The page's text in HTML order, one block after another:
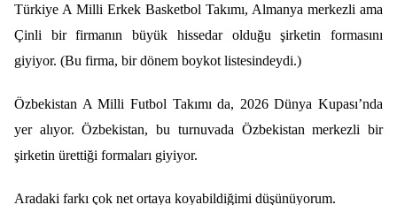
Türkiye A Milli Erkek Basketbol Takımı, Almanya merkezli ama
Çinli bir firmanın büyük hissedar olduğu şirketin formasını
giyiyor. (Bu firma, bir dönem boykot listesindeydi.)
Özbekistan A Milli Futbol Takımı da, 2026 Dünya Kupası’nda
yer alıyor. Özbekistan, bu turnuvada Özbekistan merkezli bir
şirketin ürettiği formaları giyiyor.
Aradaki farkı çok net ortaya koyabildiğimi düşünüyorum.